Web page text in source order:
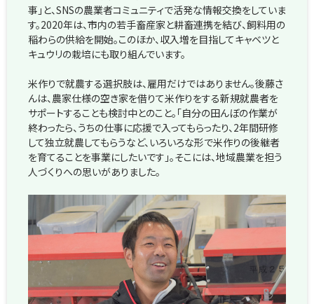
事」と、SNSの農業者コミュニティで活発な情報交換をしていま
す。2020年は、市内の若手畜産家と耕畜連携を結び、飼料用の
稲わらの供給を開始。このほか、収入増を目指してキャベツと
キュウリの栽培にも取り組んでいます。
米作りで就農する選択肢は、雇用だけではありません。後藤さ
んは、農家仕様の空き家を借りて米作りをする新規就農者を
サポートすることも検討中とのこと。「自分の田んぼの作業が
終わったら、うちの仕事に応援で入ってもらったり、2年間研修
して独立就農してもらうなど、いろいろな形で米作りの後継者
を育てることを事業にしたいです」。そこには、地域農業を担う
人づくりへの思いがありました。